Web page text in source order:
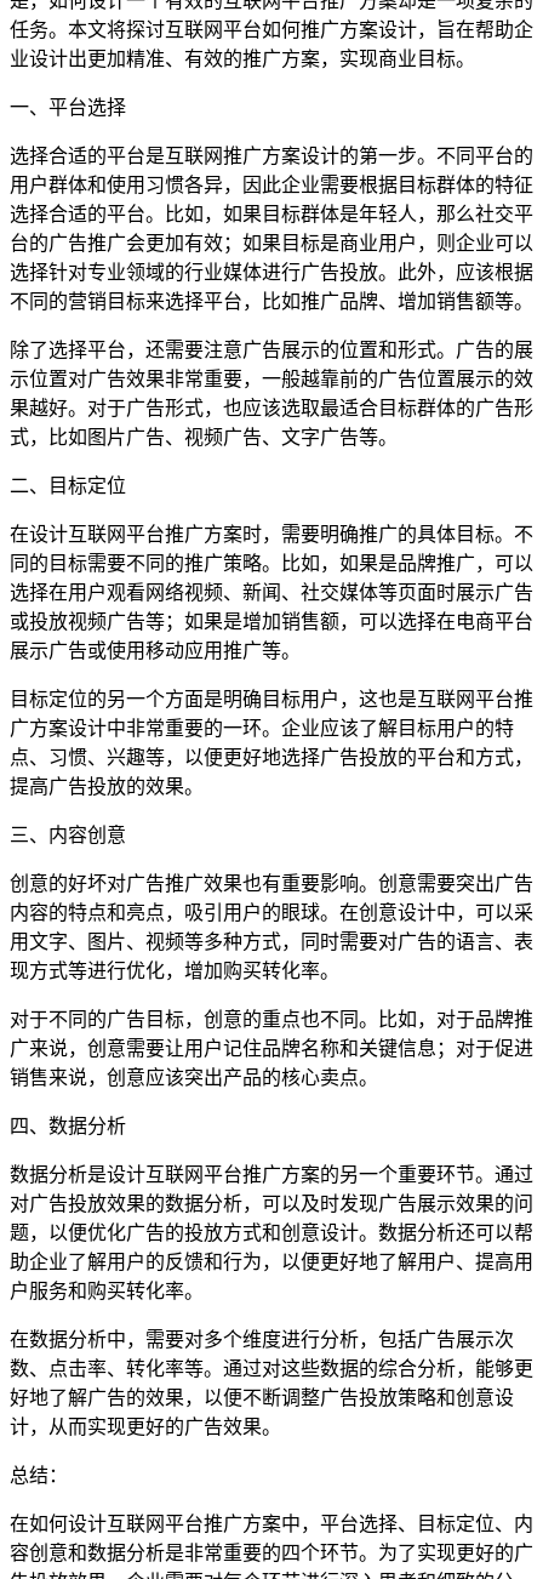
任务。本文将探讨互联网平台如何推广方案设计，旨在帮助企
业设计出更加精准、有效的推广方案，实现商业目标。
一、平台选择
选择合适的平台是互联网推广方案设计的第一步。不同平台的
用户群体和使用习惯各异，因此企业需要根据目标群体的特征
选择合适的平台。比如，如果目标群体是年轻人，那么社交平
台的广告推广会更加有效；如果目标是商业用户，则企业可以
选择针对专业领域的行业媒体进行广告投放。此外，应该根据
不同的营销目标来选择平台，比如推广品牌、增加销售额等。
除了选择平台，还需要注意广告展示的位置和形式。广告的展
示位置对广告效果非常重要，一般越靠前的广告位置展示的效
果越好。对于广告形式，也应该选取最适合目标群体的广告形
式，比如图片广告、视频广告、文字广告等。
二、目标定位
在设计互联网平台推广方案时，需要明确推广的具体目标。不
同的目标需要不同的推广策略。比如，如果是品牌推广，可以
选择在用户观看网络视频、新闻、社交媒体等页面时展示广告
或投放视频广告等；如果是增加销售额，可以选择在电商平台
展示广告或使用移动应用推广等。
目标定位的另一个方面是明确目标用户，这也是互联网平台推
广方案设计中非常重要的一环。企业应该了解目标用户的特
点、习惯、兴趣等，以便更好地选择广告投放的平台和方式，
提高广告投放的效果。
三、内容创意
创意的好坏对广告推广效果也有重要影响。创意需要突出广告
内容的特点和亮点，吸引用户的眼球。在创意设计中，可以采
用文字、图片、视频等多种方式，同时需要对广告的语言、表
现方式等进行优化，增加购买转化率。
对于不同的广告目标，创意的重点也不同。比如，对于品牌推
广来说，创意需要让用户记住品牌名称和关键信息；对于促进
销售来说，创意应该突出产品的核心卖点。
四、数据分析
数据分析是设计互联网平台推广方案的另一个重要环节。通过
对广告投放效果的数据分析，可以及时发现广告展示效果的问
题，以便优化广告的投放方式和创意设计。数据分析还可以帮
助企业了解用户的反馈和行为，以便更好地了解用户、提高用
户服务和购买转化率。
在数据分析中，需要对多个维度进行分析，包括广告展示次
数、点击率、转化率等。通过对这些数据的综合分析，能够更
好地了解广告的效果，以便不断调整广告投放策略和创意设
计，从而实现更好的广告效果。
总结：
在如何设计互联网平台推广方案中，平台选择、目标定位、内
容创意和数据分析是非常重要的四个环节。为了实现更好的广